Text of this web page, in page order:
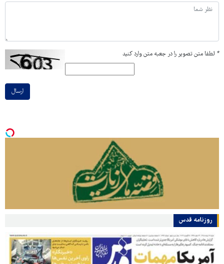
* لطفا متن تصویر را در جعبه متن وارد کنید
ارسال
روزنامه قدس